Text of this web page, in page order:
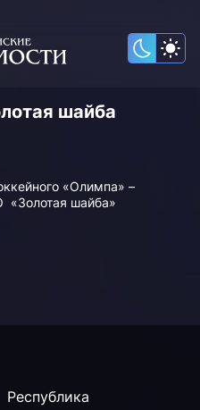
шайба
«Олимпа» –
«Золотая шайба»
Республика